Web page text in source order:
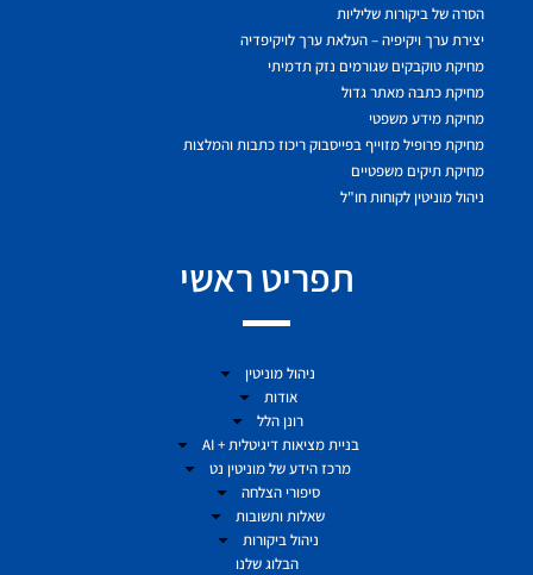
הסרה של ביקורות שליליות
יצירת ערך ויקיפיה – העלאת ערך לויקיפדיה
מחיקת טוקבקים שגורמים נזק תדמיתי
מחיקת כתבה מאתר גדול
מחיקת מידע משפטי
מחיקת פרופיל מזוייף בפייסבוק ריכוז כתבות והמלצות
מחיקת תיקים משפטיים
ניהול מוניטין לקוחות חו"ל
תפריט ראשי
ניהול מוניטין
אודות
רונן הלל
בניית מציאות דיגיטלית + AI
מרכז הידע של מוניטין נט
סיפורי הצלחה
שאלות ותשובות
ניהול ביקורות
הבלוג שלנו